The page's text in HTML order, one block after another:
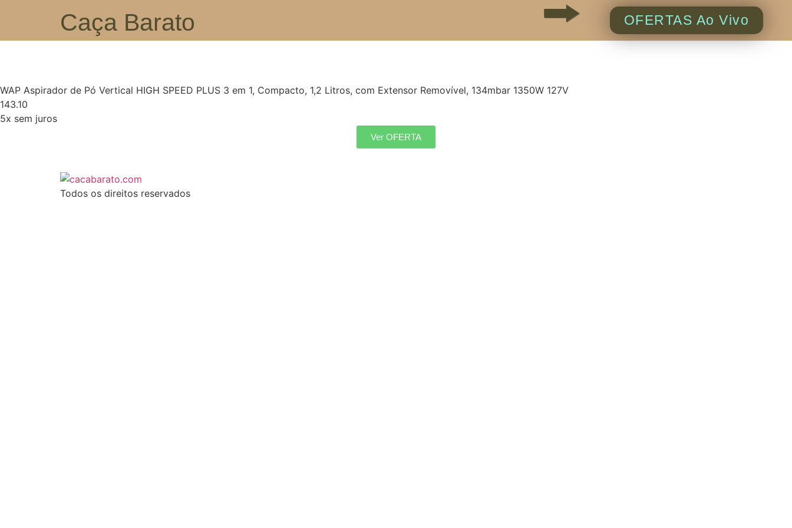
Caça Barato OFERTAS Ao Vivo
WAP Aspirador de Pó Vertical HIGH SPEED PLUS 3 em 1, Compacto, 1,2 Litros, com Extensor Removível, 134mbar 1350W 127V
143.10
5x sem juros
Ver OFERTA
Todos os direitos reservados